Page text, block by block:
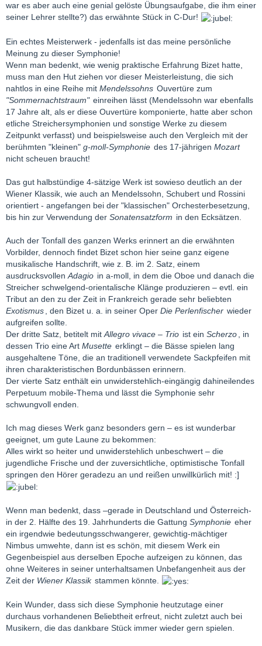
war es aber auch eine genial gelöste Übungsaufgabe, die ihm einer
seiner Lehrer stellte?) das erwähnte Stück in C-Dur!
Ein echtes Meisterwerk - jedenfalls ist das meine persönliche
Meinung zu dieser Symphonie!
Wenn man bedenkt, wie wenig praktische Erfahrung Bizet hatte,
muss man den Hut ziehen vor dieser Meisterleistung, die sich
nahtlos in eine Reihe mit Mendelssohns Ouvertüre zum
"Sommernachtstraum" einreihen lässt (Mendelssohn war ebenfalls
17 Jahre alt, als er diese Ouvertüre komponierte, hatte aber schon
etliche Streichersymphonien und sonstige Werke zu diesem
Zeitpunkt verfasst) und beispielsweise auch den Vergleich mit der
berühmten "kleinen" g-moll-Symphonie des 17-jährigen Mozart
nicht scheuen braucht!
Das gut halbstündige 4-sätzige Werk ist sowieso deutlich an der
Wiener Klassik, wie auch an Mendelssohn, Schubert und Rossini
orientiert - angefangen bei der "klassischen" Orchesterbesetzung,
bis hin zur Verwendung der Sonatensatzform in den Ecksätzen.
Auch der Tonfall des ganzen Werks erinnert an die erwähnten
Vorbilder, dennoch findet Bizet schon hier seine ganz eigene
musikalische Handschrift, wie z. B. im 2. Satz, einem
ausdrucksvollen Adagio in a-moll, in dem die Oboe und danach die
Streicher schwelgend-orientalische Klänge produzieren – evtl. ein
Tribut an den zu der Zeit in Frankreich gerade sehr beliebten
Exotismus
, den Bizet u. a. in seiner Oper Die Perlenfischer wieder
aufgreifen sollte.
Der dritte Satz, betitelt mit Allegro vivace – Trio ist ein Scherzo
, in
dessen Trio eine Art Musette erklingt – die Bässe spielen lang
ausgehaltene Töne, die an traditionell verwendete Sackpfeifen mit
ihren charakteristischen Bordunbässen erinnern.
Der vierte Satz enthält ein unwiderstehlich-eingängig dahineilendes
Perpetuum mobile-Thema und lässt die Symphonie sehr
schwungvoll enden.
Ich mag dieses Werk ganz besonders gern – es ist wunderbar
geeignet, um gute Laune zu bekommen:
Alles wirkt so heiter und unwiderstehlich unbeschwert – die
jugendliche Frische und der zuversichtliche, optimistische Tonfall
springen den Hörer geradezu an und reißen unwillkürlich mit! :]
Wenn man bedenkt, dass –gerade in Deutschland und Österreich-
in der 2. Hälfte des 19. Jahrhunderts die Gattung Symphonie eher
ein irgendwie bedeutungsschwangerer, gewichtig-mächtiger
Nimbus umwehte, dann ist es schön, mit diesem Werk ein
Gegenbeispiel aus derselben Epoche aufzeigen zu können, das
ohne Weiteres in seiner unterhaltsamen Unbefangenheit aus der
Zeit der Wiener Klassik stammen könnte.
Kein Wunder, dass sich diese Symphonie heutzutage einer
durchaus vorhandenen Beliebtheit erfreut, nicht zuletzt auch bei
Musikern, die das dankbare Stück immer wieder gern spielen.